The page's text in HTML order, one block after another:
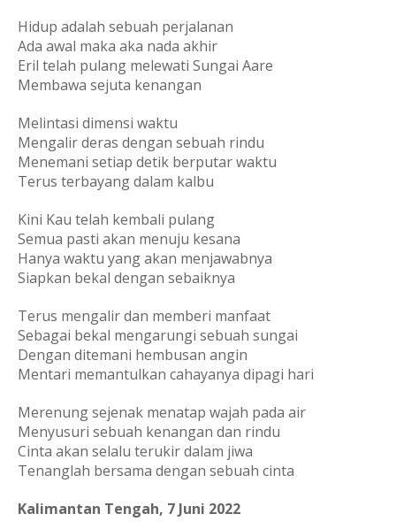
Hidup adalah sebuah perjalanan
Ada awal maka aka nada akhir
Eril telah pulang melewati Sungai Aare
Membawa sejuta kenangan
Melintasi dimensi waktu
Mengalir deras dengan sebuah rindu
Menemani setiap detik berputar waktu
Terus terbayang dalam kalbu
Kini Kau telah kembali pulang
Semua pasti akan menuju kesana
Hanya waktu yang akan menjawabnya
Siapkan bekal dengan sebaiknya
Terus mengalir dan memberi manfaat
Sebagai bekal mengarungi sebuah sungai
Dengan ditemani hembusan angin
Mentari memantulkan cahayanya dipagi hari
Merenung sejenak menatap wajah pada air
Menyusuri sebuah kenangan dan rindu
Cinta akan selalu terukir dalam jiwa
Tenanglah bersama dengan sebuah cinta
Kalimantan Tengah, 7 Juni 2022